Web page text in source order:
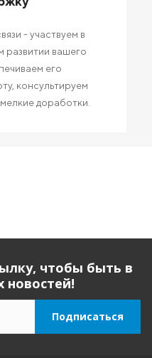
- участвуем в
развитии вашего
его
консультируем
доработки.
чтобы быть в
новостей!